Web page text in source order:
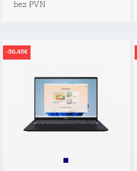
bez PVN
-50,45€